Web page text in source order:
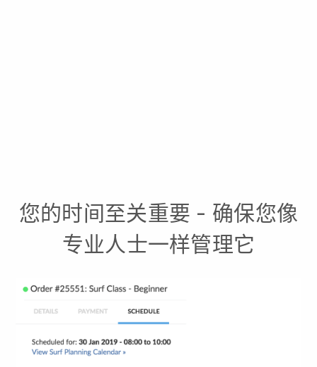
您的时间至关重要 - 确保您像
专业人士一样管理它